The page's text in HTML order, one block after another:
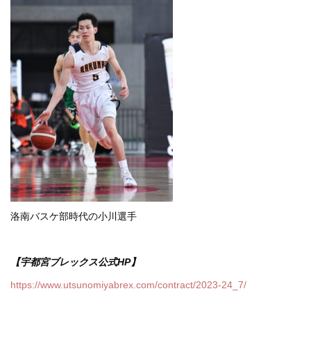
洛南バスケ部時代の小川選手
【宇都宮ブレックス公式HP】
https://www.utsunomiyabrex.com/contract/2023-24_7/